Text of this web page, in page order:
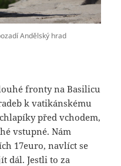
Andělský hrad
fronty na Basilicu
k vatikánskému
před vchodem,
vstupné. Nám
17euro, navlíct se
dál. Jestli to za